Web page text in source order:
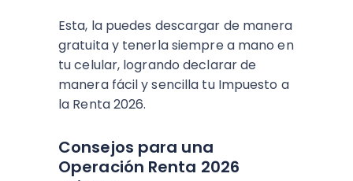
Esta, la puedes descargar de manera
gratuita y tenerla siempre a mano en
tu celular, logrando declarar de
manera fácil y sencilla tu Impuesto a
la Renta 2026.
Consejos para una
Operación Renta 2026